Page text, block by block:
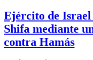
Ejército de
Shifa mediante
contra Hamás